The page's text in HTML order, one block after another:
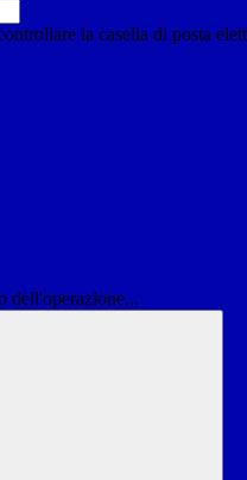
la casella di posta
dell'operazione...